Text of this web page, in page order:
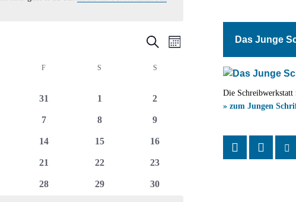
Veranstaltungen
Suche
Ansichten,
Navigation
SucheVeranstaltung
Ansichten-
Navigation
Monat
F S S
0
31
0
1
0
2
0
7
0
8
0
9
0
14
0
15
0
16
0
21
0
22
0
23
0
28
0
29
0
30
Das Junge
Die Schreibwerkstatt
» zum Jungen